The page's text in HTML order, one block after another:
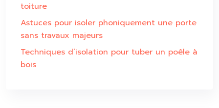
toiture
Astuces pour isoler phoniquement une porte
sans travaux majeurs
Techniques d’isolation pour tuber un poêle à
bois